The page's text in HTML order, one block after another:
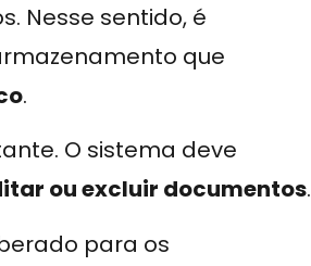
Nesse sentido, é
que
.
O sistema deve
ou excluir documentos.
para os